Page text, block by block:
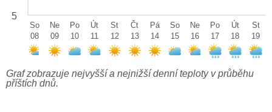
5
So
08
Ne
09
Po
10
Út
11
St
12
Čt
13
Pá
14
So
15
Ne
16
Po
17
Út
18
St
19
Graf zobrazuje nejvyšší a nejnižší denní teploty v průběhu
příštích dnů.